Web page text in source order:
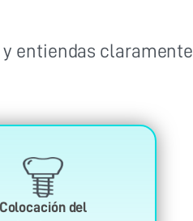
y entiendas claramente
Colocación del